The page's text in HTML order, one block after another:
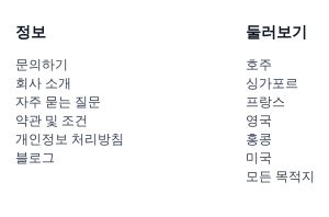
정보
문의하기
회사 소개
자주 묻는 질문
약관 및 조건
개인정보 처리방침
블로그
둘러보기
호주
싱가포르
프랑스
영국
홍콩
미국
모든 목적지